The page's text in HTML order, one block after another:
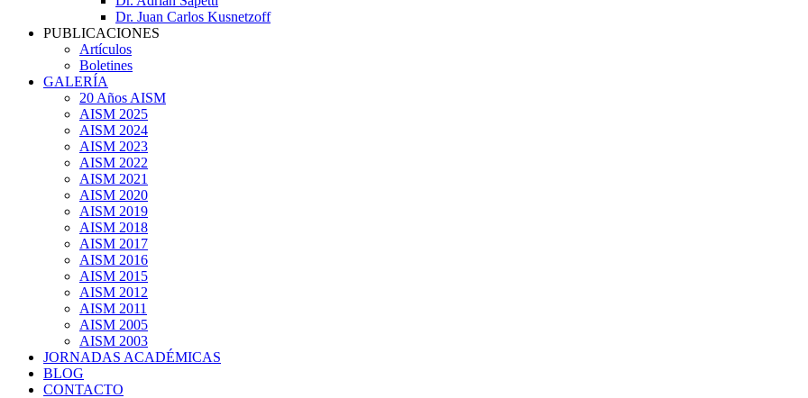
Dr. Juan Carlos Kusnetzoff
PUBLICACIONES
Artículos
Boletines
GALERÍA
20 Años AISM
AISM 2025
AISM 2024
AISM 2023
AISM 2022
AISM 2021
AISM 2020
AISM 2019
AISM 2018
AISM 2017
AISM 2016
AISM 2015
AISM 2012
AISM 2011
AISM 2005
AISM 2003
JORNADAS ACADÉMICAS
BLOG
CONTACTO